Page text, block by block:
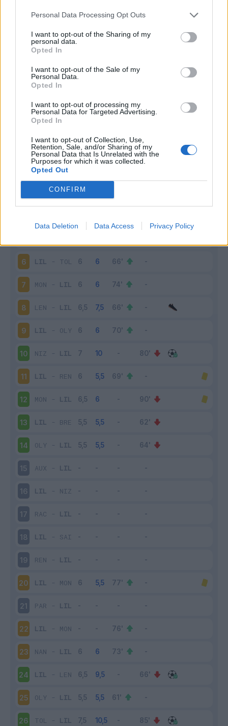
Personal Data Processing Opt Outs
I want to opt-out of the Sharing of my
personal data.
Opted In
I want to opt-out of the Sale of my
Personal Data.
Opted In
I want to opt-out of processing my
Personal Data for Targeted Advertising.
Opted In
I want to opt-out of Collection, Use,
Retention, Sale, and/or Sharing of my
Personal Data that Is Unrelated with the
Purposes for which it was collected.
Opted Out
CONFIRM
Data Deletion Data Access Privacy Policy
Infortunato 0 - 0%
Inutilizzato
Scarica riepilogo
stagionale
Giornata Voto FV Entrato Uscito Bonus/Malus
LIL-PAR
-LIL
6 LIL - TOL
7 MON - LIL
8 LEN - LIL
9 LIL - OLY
10 NIZ - LIL
11 LIL - REN
12 MON - LIL
13 LIL - BRE
14 OLY - LIL
15 AUX - LIL
16 LIL - NIZ
17 RAC - LIL
18 LIL - SAI
19 REN - LIL
20 LIL - MON
21 PAR - LIL
22 LIL - MON
23 NAN - LIL
24 LIL - LEN
25 OLY - LIL
26 TOL - LIL